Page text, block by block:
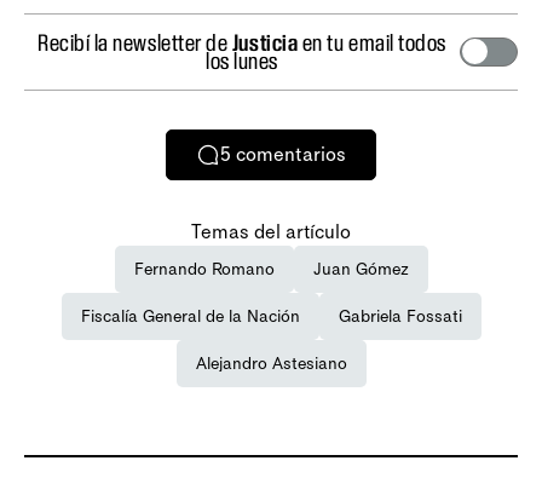
Recibí la newsletter deJusticiaen tu email todos
los lunes
5 comentarios
Temas del artículo
Fernando Romano Juan Gómez
Fiscalía General de la Nación Gabriela Fossati
Alejandro Astesiano